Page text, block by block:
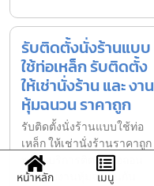
รับติดตั้งนั่งร้านแบบ
ใช้ท่อเหล็ก รับติดตั้ง
ให้เช่านั่งร้าน และ งาน
หุ้มฉนวน ราคาถูก
รับติดตั้งนั่งร้านแบบใช้ท่อ
เหล็ก ให้เช่านั่งร้านราคาถูก
พร้อมบริการติดตั้ง รื้อถอน
และ รับงานหุ้มฉนวนกัน
หน้าหลัก เมนู